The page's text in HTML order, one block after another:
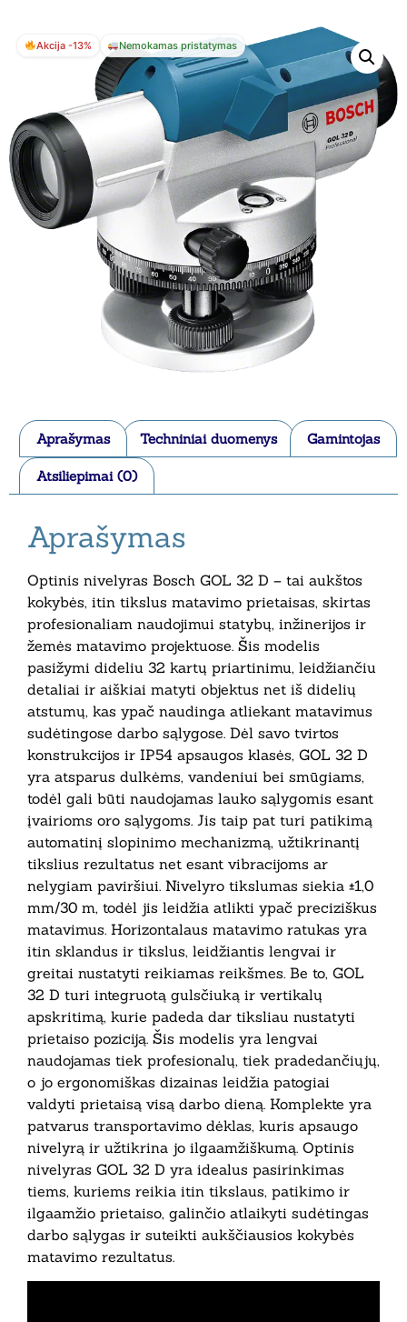
Akcija -13% Nemokamas pristatymas
Aprašymas Techniniai duomenys Gamintojas
Atsiliepimai (0)
Aprašymas
Optinis nivelyras Bosch GOL 32 D – tai aukštos
kokybės, itin tikslus matavimo prietaisas, skirtas
profesionaliam naudojimui statybų, inžinerijos ir
žemės matavimo projektuose. Šis modelis
pasižymi dideliu 32 kartų priartinimu, leidžiančiu
detaliai ir aiškiai matyti objektus net iš didelių
atstumų, kas ypač naudinga atliekant matavimus
sudėtingose darbo sąlygose. Dėl savo tvirtos
konstrukcijos ir IP54 apsaugos klasės, GOL 32 D
yra atsparus dulkėms, vandeniui bei smūgiams,
todėl gali būti naudojamas lauko sąlygomis esant
įvairioms oro sąlygoms. Jis taip pat turi patikimą
automatinį slopinimo mechanizmą, užtikrinantį
tikslius rezultatus net esant vibracijoms ar
nelygiam paviršiui. Nivelyro tikslumas siekia ±1,0
mm/30 m, todėl jis leidžia atlikti ypač preciziškus
matavimus. Horizontalaus matavimo ratukas yra
itin sklandus ir tikslus, leidžiantis lengvai ir
greitai nustatyti reikiamas reikšmes. Be to, GOL
32 D turi integruotą gulsčiuką ir vertikalų
apskritimą, kurie padeda dar tiksliau nustatyti
prietaiso poziciją. Šis modelis yra lengvai
naudojamas tiek profesionalų, tiek pradedančiųjų,
o jo ergonomiškas dizainas leidžia patogiai
valdyti prietaisą visą darbo dieną. Komplekte yra
patvarus transportavimo dėklas, kuris apsaugo
nivelyrą ir užtikrina jo ilgaamžiškumą. Optinis
nivelyras GOL 32 D yra idealus pasirinkimas
tiems, kuriems reikia itin tikslaus, patikimo ir
ilgaamžio prietaiso, galinčio atlaikyti sudėtingas
darbo sąlygas ir suteikti aukščiausios kokybės
matavimo rezultatus.